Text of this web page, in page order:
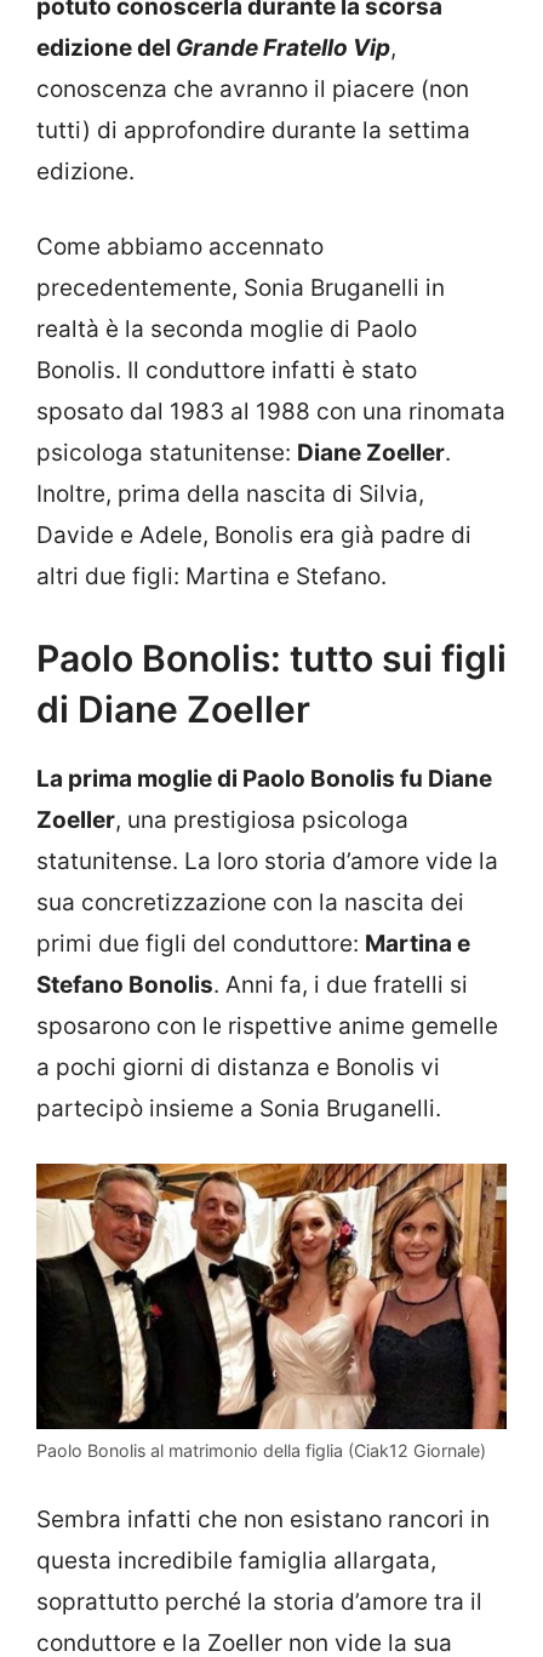
potuto conoscerla durante la scorsa
edizione del Grande Fratello Vip,
conoscenza che avranno il piacere (non
tutti) di approfondire durante la settima
edizione.
Come abbiamo accennato
precedentemente, Sonia Bruganelli in
realtà è la seconda moglie di Paolo
Bonolis. Il conduttore infatti è stato
sposato dal 1983 al 1988 con una rinomata
psicologa statunitense: Diane Zoeller.
Inoltre, prima della nascita di Silvia,
Davide e Adele, Bonolis era già padre di
altri due figli: Martina e Stefano.
Paolo Bonolis: tutto sui figli
di Diane Zoeller
La prima moglie di Paolo Bonolis fu Diane
Zoeller, una prestigiosa psicologa
statunitense. La loro storia d’amore vide la
sua concretizzazione con la nascita dei
primi due figli del conduttore: Martina e
Stefano Bonolis. Anni fa, i due fratelli si
sposarono con le rispettive anime gemelle
a pochi giorni di distanza e Bonolis vi
partecipò insieme a Sonia Bruganelli.
Paolo Bonolis al matrimonio della figlia (Ciak12 Giornale)
Sembra infatti che non esistano rancori in
questa incredibile famiglia allargata,
soprattutto perché la storia d’amore tra il
conduttore e la Zoeller non vide la sua